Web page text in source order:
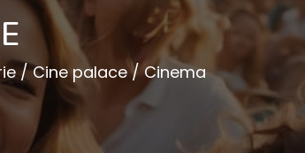
/ Cine palace / Cinema